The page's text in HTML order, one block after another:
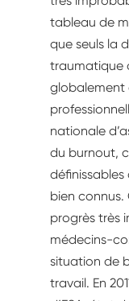
tableau de
que seuls la
traumatique
globalement
nationale
du burnout,
bien connus.
progrès très
médecins-
situation de
travail. En